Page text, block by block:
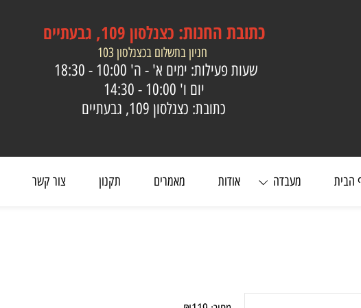
כתובתהחנות:כצנלסון 109, גבעתיים
חניון בתשלום בכצנלסון 103
שעות פעילות: ימים א' - ה' 10:00 - 18:30
יום ו'10:00 - 14:30
כתובת: כצנלסון 109, גבעתיים
מעבדה אודות מאמרים תקנון צור קשר